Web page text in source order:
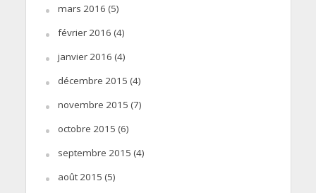
mars 2016 (5)
février 2016 (4)
janvier 2016 (4)
décembre 2015 (4)
novembre 2015 (7)
octobre 2015 (6)
septembre 2015 (4)
août 2015 (5)